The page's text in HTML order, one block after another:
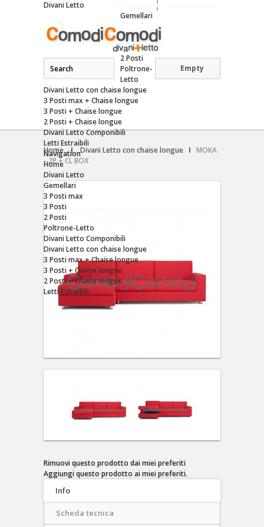
Empty
Divani Letto
Gemellari
3 Posti
max
3 Posti
2 Posti
Poltrone-
Letto
Divani Letto con chaise longue
3 Posti max + Chaise longue
3 Posti + Chaise longue
2 Posti + Chaise longue
Divani Letto Componibili
Letti Estraibili
Navigation
Home
Divani Letto
Gemellari
3 Posti max
3 Posti
2 Posti
Poltrone-Letto
Divani Letto Componibili
Divani Letto con chaise longue
3 Posti max + Chaise longue
3 Posti + Chaise longue
2 Posti + Chaise longue
Letti Estraibili
Home Divani Letto con chaise longue
MOKA
- 2P + CL BOX
Rimuovi questo prodotto dai miei preferiti
Aggiungi questo prodotto ai miei preferiti.
Info
Scheda tecnica